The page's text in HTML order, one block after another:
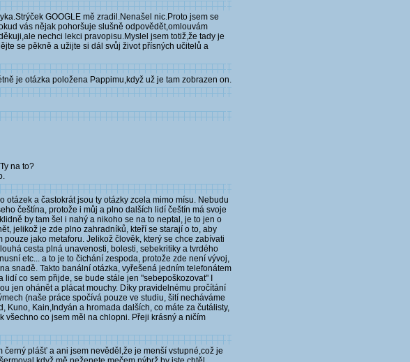
GOOGLE mě zradil.Nenašel nic.Proto jsem se
vás nějak pohoršuje slušně odpovědět,omlouvám
nechci lekci pravopisu.Myslel jsem totiž,že tady je
se pěkně a užijte si dál svůj život přísných učitelů a
je otázka položena Pappimu,když už je tam zobrazen on.
na to?
a častokrát jsou ty otázky zcela mimo mísu. Nebudu
češtína, protože i můj a plno dalších lidí češtín má svoje
by tam šel i nahý a nikoho se na to neptal, je to jen o
jelikož je zde plno zahradníků, kteří se starají o to, aby
jako metaforu. Jelikož člověk, který se chce zabívati
cesta plná unavenosti, bolesti, sebekritiky a tvrdého
etc... a to je to čichání zespoda, protože zde není vývoj,
snadě. Takto banální otázka, vyřešená jedním telefonátem
co sem přijde, se bude stále jen "sebepoškozovat" I
jen ohánět a plácat mouchy. Díky pravidelnému pročítání
(naše práce spočívá pouze ve studiu, šití necháváme
Kuno, Kain,Indyán a hromada dalších, co máte za čutálisty,
všechno co jsem měl na chlopni. Přeji krásný a ničím
plášť a ani jsem nevěděl,že je menší vstupné,což je